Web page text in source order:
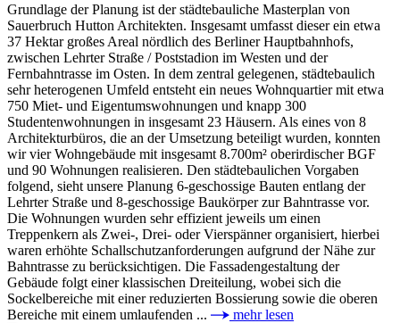
Grundlage der Planung ist der städtebauliche Masterplan von
Sauerbruch Hutton Architekten. Insgesamt umfasst dieser ein etwa
37 Hektar großes Areal nördlich des Berliner Hauptbahnhofs,
zwischen Lehrter Straße / Poststadion im Westen und der
Fernbahntrasse im Osten. In dem zentral gelegenen, städtebaulich
sehr heterogenen Umfeld entsteht ein neues Wohnquartier mit etwa
750 Miet- und Eigentumswohnungen und knapp 300
Studentenwohnungen in insgesamt 23 Häusern. Als eines von 8
Architekturbüros, die an der Umsetzung beteiligt wurden, konnten
wir vier Wohngebäude mit insgesamt 8.700m² oberirdischer BGF
und 90 Wohnungen realisieren. Den städtebaulichen Vorgaben
folgend, sieht unsere Planung 6-geschossige Bauten entlang der
Lehrter Straße und 8-geschossige Baukörper zur Bahntrasse vor.
Die Wohnungen wurden sehr effizient jeweils um einen
Treppenkern als Zwei-, Drei- oder Vierspänner organisiert, hierbei
waren erhöhte Schallschutzanforderungen aufgrund der Nähe zur
Bahntrasse zu berücksichtigen. Die Fassadengestaltung der
Gebäude folgt einer klassischen Dreiteilung, wobei sich die
Sockelbereiche mit einer reduzierten Bossierung sowie die oberen
Bereiche mit einem umlaufenden ...
mehr lesen